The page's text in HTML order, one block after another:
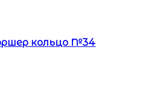
кольцо №34